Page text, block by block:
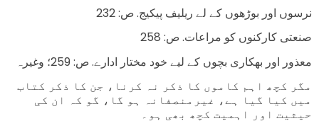
نرسوں اور بوڑھوں کے لے ریلیف پیکیج. ص: 232
صنعتی کارکنوں کو مراعات. ص: 258
معذور اور بھکاری بچوں کے لیے خود مختار ادارے. ص: 259؛ وغیرہ
مگر کچھ اہم کاموں کا ذکر نہ کرنا، جن کا ذکر کتاب
میں کیا گیا ہے، غیرمنصفانہ ہو گا، گو کہ ان کی
حیثیت اور اہمیت کچھ بھی ہو۔